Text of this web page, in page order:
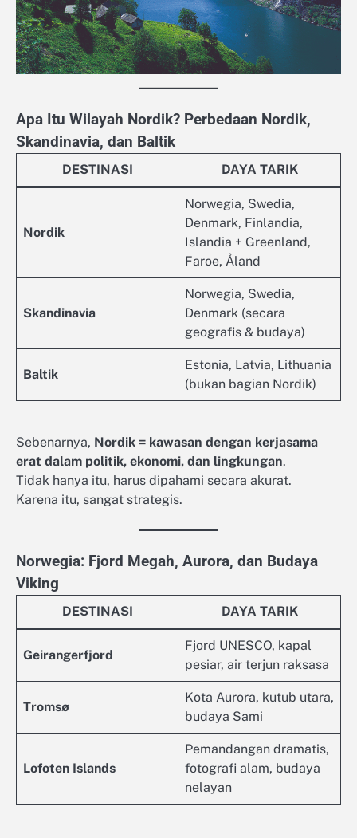
Apa Itu Wilayah Nordik? Perbedaan Nordik,
Skandinavia, dan Baltik
DESTINASI DAYA TARIK
Nordik
Norwegia, Swedia,
Denmark, Finlandia,
Islandia + Greenland,
Faroe, Åland
Skandinavia
Norwegia, Swedia,
Denmark (secara
geografis & budaya)
Baltik
Estonia, Latvia, Lithuania
(bukan bagian Nordik)
Sebenarnya, Nordik = kawasan dengan kerjasama
erat dalam politik, ekonomi, dan lingkungan.
Tidak hanya itu, harus dipahami secara akurat.
Karena itu, sangat strategis.
Norwegia: Fjord Megah, Aurora, dan Budaya
Viking
DESTINASI DAYA TARIK
Geirangerfjord
Fjord UNESCO, kapal
pesiar, air terjun raksasa
Tromsø
Kota Aurora, kutub utara,
budaya Sami
Lofoten Islands
Pemandangan dramatis,
fotografi alam, budaya
nelayan